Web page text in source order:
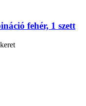
fehér, 1 szett